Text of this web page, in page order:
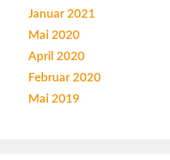
Januar 2021
Mai 2020
April 2020
Februar 2020
Mai 2019